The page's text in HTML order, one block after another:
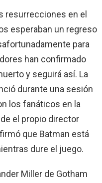
resurrecciones en el
esperaban un regreso
para
han confirmado
y seguirá así. La
durante una sesión
los fanáticos en la
el propio director
que Batman está
dure el juego.
Miller de Gotham